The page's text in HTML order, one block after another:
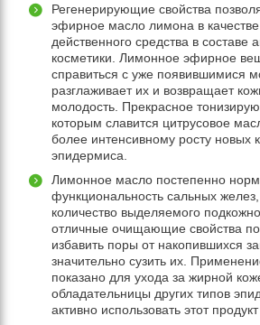
Регенерирующие свойства
эфирное масло лимона в
действенного средства в составе
косметики. Лимонное эфирное
справиться с уже появившимися
разглаживает их и возвращает
молодость. Прекрасное
которым славится цитрусовое
более интенсивному росту новых
эпидермиса.
Лимонное масло постепенно
функциональность сальных
количество выделяемого
отличные очищающие свойства
избавить поры от накопившихся
значительно сузить их.
показано для ухода за жирной
обладательницы других типов
активно использовать этот